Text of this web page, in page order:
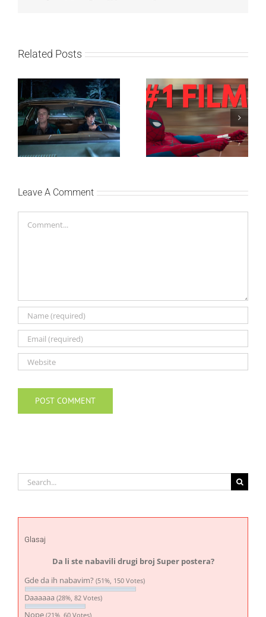
Related Posts
SF NIGHT: POSLEDNJI
DANI ULICE
HRASTOVA u Concept
Cinema i CineStar
bioskopima 12. avgusta
Najuspešnije otvaranje
studijskog filma u Srbiji:
Spajdermen: Novi dan
oborio rekord već prvog
vikenda
Leave A Comment
Search
for:
Glasaj
Da li ste nabavili drugi broj Super postera?
Gde da ih nabavim? (51%, 150 Votes)
Daaaaaa (28%, 82 Votes)
Nope (21%, 60 Votes)